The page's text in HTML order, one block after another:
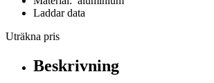
Laddar data
Uträkna pris
Beskrivning